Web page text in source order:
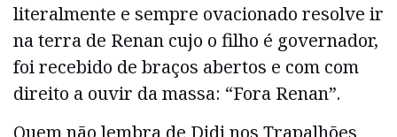
literalmente e sempre ovacionado resolve ir
na terra de Renan cujo o filho é governador,
foi recebido de braços abertos e com com
direito a ouvir da massa: “Fora Renan”.
Quem não lembra de Didi nos Trapalhões